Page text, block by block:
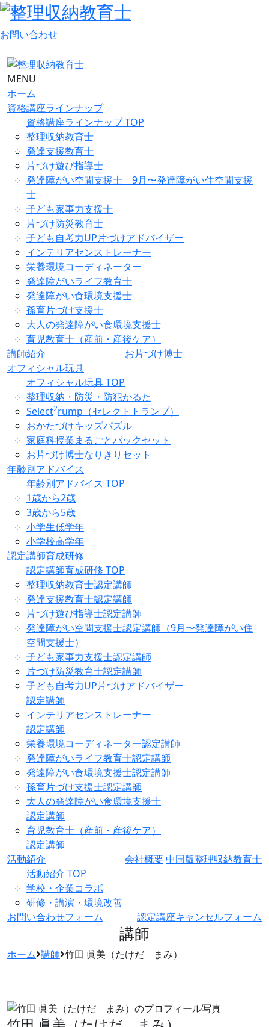
お問い合わせ
MENU
ホーム
資格講座ラインナップ
資格講座ラインナップ TOP
整理収納教育士
発達支援教育士
片づけ遊び指導士
発達障がい空間支援士 9月〜発達障がい住空間支援
士
子ども家事力支援士
片づけ防災教育士
子ども自考力UP片づけアドバイザー
インテリアセンストレーナー
栄養環境コーディネーター
発達障がいライフ教育士
発達障がい食環境支援士
孫育片づけ支援士
大人の発達障がい食環境支援士
育児教育士（産前・産後ケア）
講師紹介
お片づけ博士
オフィシャル玩具
オフィシャル玩具 TOP
整理収納・防災・防犯かるた
Select2rump（セレクトトランプ）
おかたづけキッズパズル
家庭科授業まるごとパックセット
お片づけ博士なりきりセット
年齢別アドバイス
年齢別アドバイス TOP
1歳から2歳
3歳から5歳
小学生低学年
小学校高学年
認定講師育成研修
認定講師育成研修 TOP
整理収納教育士認定講師
発達支援教育士認定講師
片づけ遊び指導士認定講師
発達障がい空間支援士認定講師（9月〜発達障がい住
空間支援士）
子ども家事力支援士認定講師
片づけ防災教育士認定講師
子ども自考力UP片づけアドバイザー
認定講師
インテリアセンストレーナー
認定講師
栄養環境コーディネーター認定講師
発達障がいライフ教育士認定講師
発達障がい食環境支援士認定講師
孫育片づけ支援士認定講師
大人の発達障がい食環境支援士
認定講師
育児教育士（産前・産後ケア）
認定講師
活動紹介
活動紹介 TOP
学校・企業コラボ
研修・講演・環境改善
会社概要中国版整理収納教育士
お問い合わせフォーム 認定講座キャンセルフォーム
講師
ホーム 講師 竹田 眞美（たけだ まみ）